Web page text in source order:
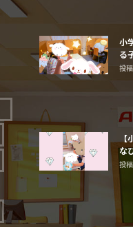
小
る
ス
投
な
ま
子
投